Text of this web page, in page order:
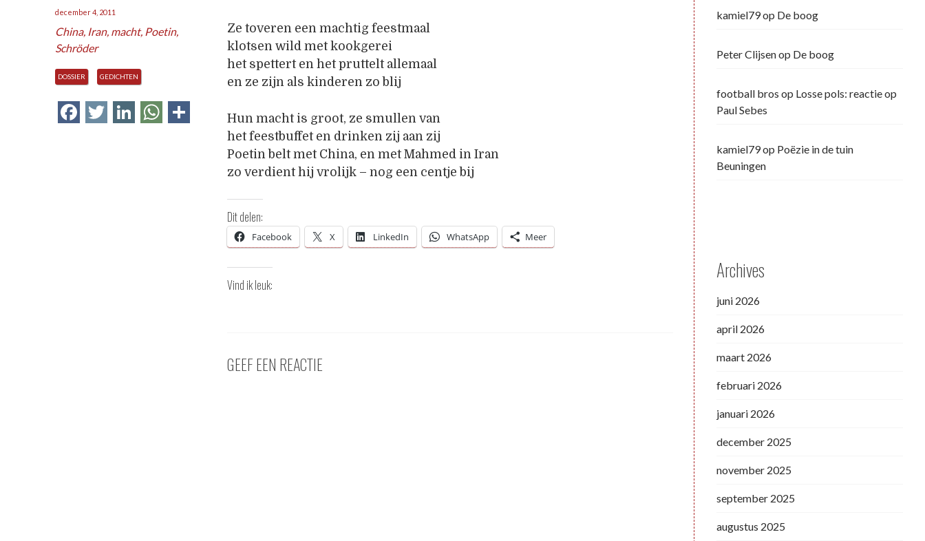
december 4, 2011
China, Iran, macht, Poetin,
Schröder
DOSSIER GEDICHTEN
Facebook
Twitter
LinkedInWhatsApp
Delen
Ze toveren een machtig feestmaal
klotsen wild met kookgerei
het spettert en het pruttelt allemaal
en ze zijn als kinderen zo blij
Hun macht is groot, ze smullen van
het feestbuffet en drinken zij aan zij
Poetin belt met China, en met Mahmed in Iran
zo verdient hij vrolijk – nog een centje bij
Dit delen:
Facebook X LinkedIn WhatsApp Meer
Vind ik leuk:
GEEF EEN REACTIE
kamiel79op De boog
Peter Clijsenop De boog
football bros op Losse pols: reactie op
Paul Sebes
kamiel79op Poëzie in de tuin
Beuningen
Archives
juni 2026
april 2026
maart 2026
februari 2026
januari 2026
december 2025
november 2025
september 2025
augustus 2025